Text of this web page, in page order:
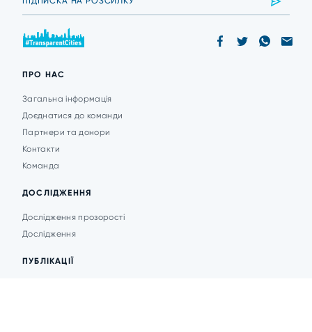
ПРО НАС
Загальна інформація
Доєднатися до команди
Партнери та донори
Контакти
Команда
ДОСЛІДЖЕННЯ
Дослідження прозорості
Дослідження
ПУБЛІКАЦІЇ